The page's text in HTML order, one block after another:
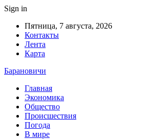
Sign in
Пятница, 7 августа, 2026
Контакты
Лента
Карта
Барановичи
Главная
Экономика
Общество
Происшествия
Погода
В мире